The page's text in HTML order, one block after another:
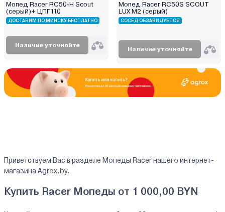
Мопед Racer RC50-Н Scout
(серый)+ ЦПГ110
ДОСТАВИМ ПО МИНСКУ БЕСПЛАТНО
Наличие уточняйте
Мопед Racer RC50S SCOUT
LUX M2 (серый)
СОСЕД ОБЗАВИДУЕТСЯ
Наличие уточняйте
Приветствуем Вас в разделе Мопеды Racer нашего интернет-
магазина Agrox.by.
Купить Racer Мопеды от 1 000,00 BYN